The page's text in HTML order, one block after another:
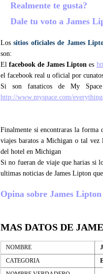
Realmente te gusta?
Dale tu voto a James
Lossitios oficiales de James
son:
Elfacebook de James Lipton es
el facebook real u oficial por
Si son fanaticos de My
http://www.myspace.com/
Finalmente si encontraras la forma
viajes baratos a Michigan o tal vez
del hotel en Michigan
Si no fueran de viaje que harias si
ultimas noticias de James Lipton
Opina sobre James
MAS DATOS DE
NOMBRE
CATEGORIA